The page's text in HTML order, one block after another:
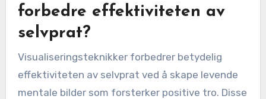
forbedre effektiviteten av
selvprat?
Visualiseringsteknikker forbedrer betydelig
effektiviteten av selvprat ved å skape levende
mentale bilder som forsterker positive tro. Disse